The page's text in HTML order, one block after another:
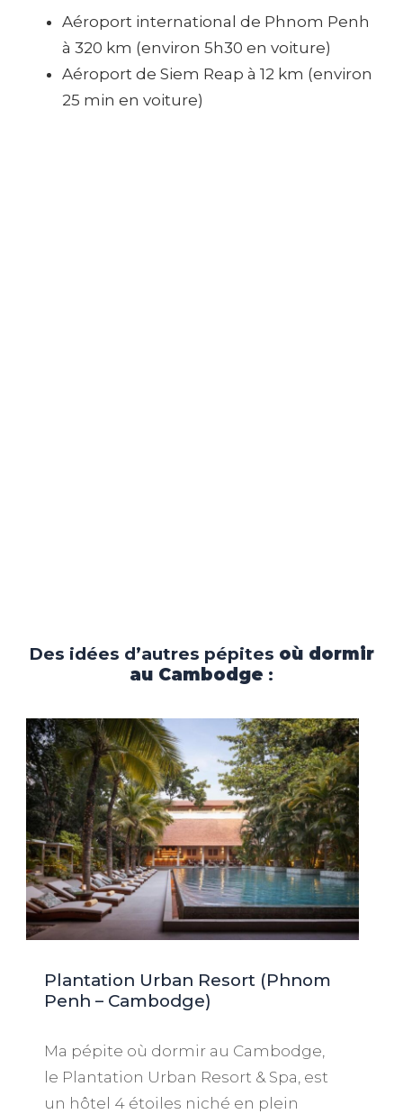
Aéroport international de Phnom Penh
à 320 km (environ 5h30 en voiture)
Aéroport de Siem Reap à 12 km (environ
25 min en voiture)
Des idées d’autres pépites où dormir
au Cambodge :
Plantation Urban Resort (Phnom
Penh – Cambodge)
Ma pépite où dormir au Cambodge,
le Plantation Urban Resort & Spa, est
un hôtel 4 étoiles niché en plein